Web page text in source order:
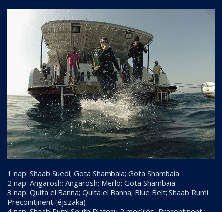
1 nap: Shaab Suedi; Gota Shambaia; Gota Shambaia
2 nap: Angarosh; Angarosh; Merlo; Gota Shambaia
3 nap: Quita el Banna; Quita el Banna; Blue Belt; Shaab Rumi
Preconitinent (éjszaka)